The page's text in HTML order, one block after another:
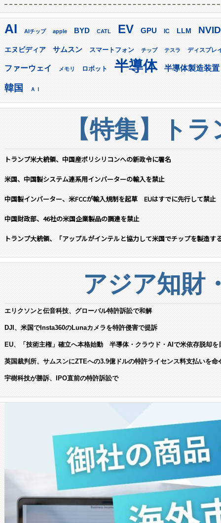
AI AIチップ apple BYD CATL EV GPU IC LLM
エヌビディア サムスン スマートフォン チップ テスラ ディスプレ
ファーウェイ メモリ ロボット 半導体 半導体製造装置
韓国 ＡＩ
【特集】ト
トランプ米大統領、中国産ポリシリコンへの新政令に署名
米国、中国製システム連系用インバーターの輸入を禁止
中国製インバーター、米FCCが輸入規制を起草 EUはすでに先行して禁止
中国財政部、46社の米国企業製品の調達を禁止
トランプ大統領、「アップルがインテルと協力して米国でチップを製造す
アジア知財
エリクソンと伝音科技、グローバル特許訴訟で和解
DJI、米国でInsta360のLunaカメラを特許侵害で提訴
EU、「技術主権」確立へ本格始動 半導体・クラウド・AIで米依存脱却を
英国裁判所、サムスンにZTEへの3.9億ドルの特許ライセンス料支払いを命
宇樹科技が勝訴、IPO直前の特許訴訟で